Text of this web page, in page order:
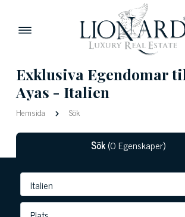
Exklusiva Egendomar
Ayas - Italien
Hemsida Sök
Sök(0 Egenskaper)